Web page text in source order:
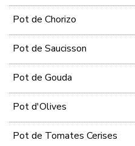
Pot de Chorizo
Pot de Saucisson
Pot de Gouda
Pot d'Olives
Pot de Tomates Cerises